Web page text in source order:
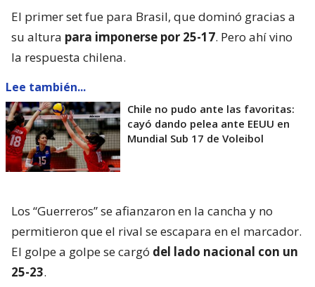
El primer set fue para Brasil, que dominó gracias a
su altura para imponerse por 25-17. Pero ahí vino
la respuesta chilena.
Lee también...
Chile no pudo ante las favoritas:
cayó dando pelea ante EEUU en
Mundial Sub 17 de Voleibol
Los “Guerreros” se afianzaron en la cancha y no
permitieron que el rival se escapara en el marcador.
El golpe a golpe se cargó del lado nacional con un
25-23.